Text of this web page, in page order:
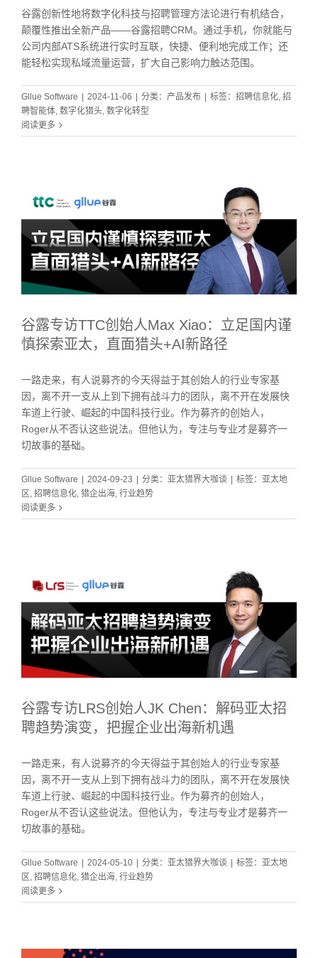
谷露创新性地将数字化科技与招聘管理方法论进行有机结合，
颠覆性推出全新产品——谷露招聘CRM。通过手机，你就能与
公司内部ATS系统进行实时互联，快捷、便利地完成工作；还
能轻松实现私域流量运营，扩大自己影响力触达范围。
Gllue Software | 2024-11-06 | 分类： 产品发布 | 标签： 招聘信息化 招
聘智能体 数字化猎头 数字化转型
阅读更多
谷露专访TTC创始人Max Xiao：立足国内谨
慎探索亚太，直面猎头+AI新路径
一路走来，有人说募齐的今天得益于其创始人的行业专家基
因，离不开一支从上到下拥有战斗力的团队，离不开在发展快
车道上行驶、崛起的中国科技行业。作为募齐的创始人，
Roger从不否认这些说法。但他认为，专注与专业才是募齐一
切故事的基础。
Gllue Software 2024-09-23 分类： 亚太猎界大咖谈 标签： 亚太地
区 , 招聘信息化, 猎企出海, 行业趋势
阅读更多
谷露专访LRS创始人JK Chen：解码亚太招
聘趋势演变，把握企业出海新机遇
一路走来，有人说募齐的今天得益于其创始人的行业专家基
因，离不开一支从上到下拥有战斗力的团队，离不开在发展快
车道上行驶、崛起的中国科技行业。作为募齐的创始人，
Roger从不否认这些说法。但他认为，专注与专业才是募齐一
切故事的基础。
Gllue Software 2024-05-10 分类： 亚太猎界大咖谈 标签： 亚太地
区 , 招聘信息化, 猎企出海, 行业趋势
阅读更多